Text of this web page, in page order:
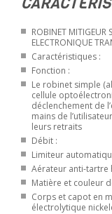
ROBINET MITIGEUR
ELECTRONIQUE
Caractéristiques :
Fonction :
Le robinet simple
cellule
déclenchement de
mains de
leurs retraits
Débit :
Limiteur
Aérateur anti-tartre
Matière et couleur
Corps et capot en
électrolytique